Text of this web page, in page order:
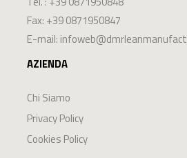
Fax: +39 0871950847
E-mail:
AZIENDA
Chi Siamo
Privacy Policy
Cookies Policy